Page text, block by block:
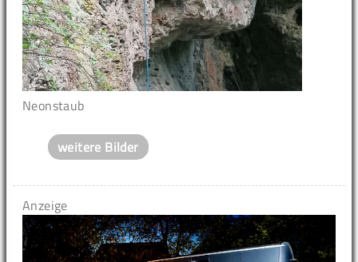
Neonstaub
weitere Bilder
Anzeige